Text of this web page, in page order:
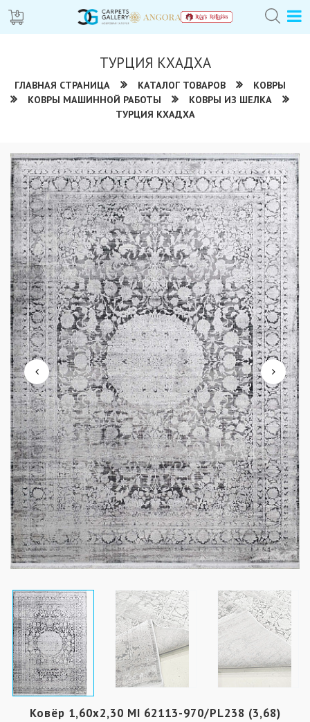
ТУРЦИЯ КХАДХА
ГЛАВНАЯ СТРАНИЦА КАТАЛОГ ТОВАРОВ
КОВРЫ
КОВРЫ МАШИННОЙ РАБОТЫ
КОВРЫ ИЗ ШЕЛКА
ТУРЦИЯ КХАДХА
Ковёр 1,60х2,30 MI 62113-970/PL238 (3,68)